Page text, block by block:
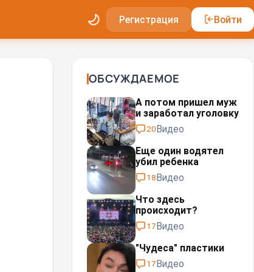
Регистрация Войти
ОБСУЖДАЕМОЕ
А потом пришел муж
и заработал уголовку
20Видео
Еще один водятел
убил ребенка
18Видео
Что здесь
происходит?
17Видео
"Чудеса" пластики⁠⁠
17Видео